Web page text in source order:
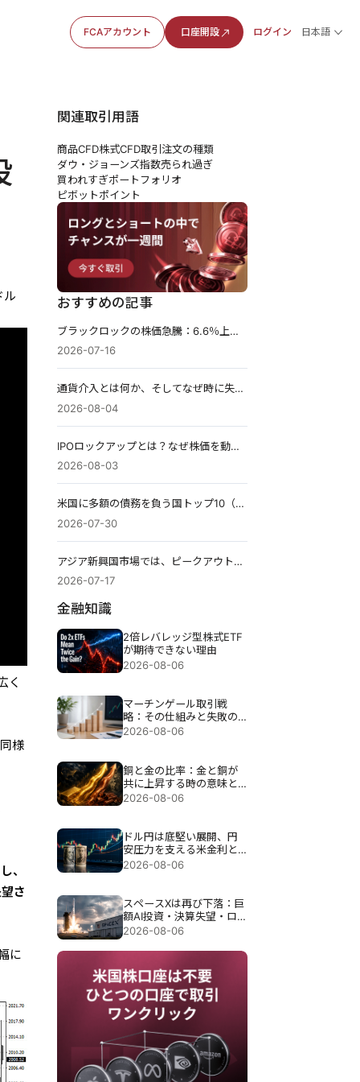
FCAアカウント 口座開設 ログイン 日本語
ル
く
様
、
さ
に
関連取引用語
商品CFD株式CFD取引注文の種類
ダウ・ジョーンズ指数売られ過ぎ
買われすぎポートフォリオ
ピボットポイント
おすすめの記事
ブラックロックの株価急騰：6.6％上昇し、資産総額が歴史的な15兆ドルを突破。
2026-07-16
通貨介入とは何か、そしてなぜ時に失敗するのか
2026-08-04
IPOロックアップとは？なぜ株価を動かす可能性があるのか
2026-08-03
米国に多額の債務を負う国トップ10（2026年）：ケイマン諸島が1位になった理由。
2026-07-30
アジア新興国市場では、ピークアウトへの不安が再びAIの賭けに影響を与えている。
2026-07-17
金融知識
2倍レバレッジ型株式ETF
が期待できない理由
2026-08-06
マーチンゲール取引戦
略：その仕組みと失敗の
理由
2026-08-06
銅と金の比率：金と銅が
共に上昇する時の意味と
は
2026-08-06
ドル円は底堅い展開、円
安圧力を支える米金利と
今後の為替シナリオを分
2026-08-06
スペースXは再び下落：巨
額AI投資・決算失望・ロ
ックアップ解除が圧力に
2026-08-06